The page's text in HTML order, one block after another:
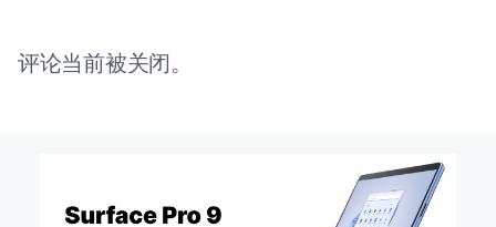
评论当前被关闭。